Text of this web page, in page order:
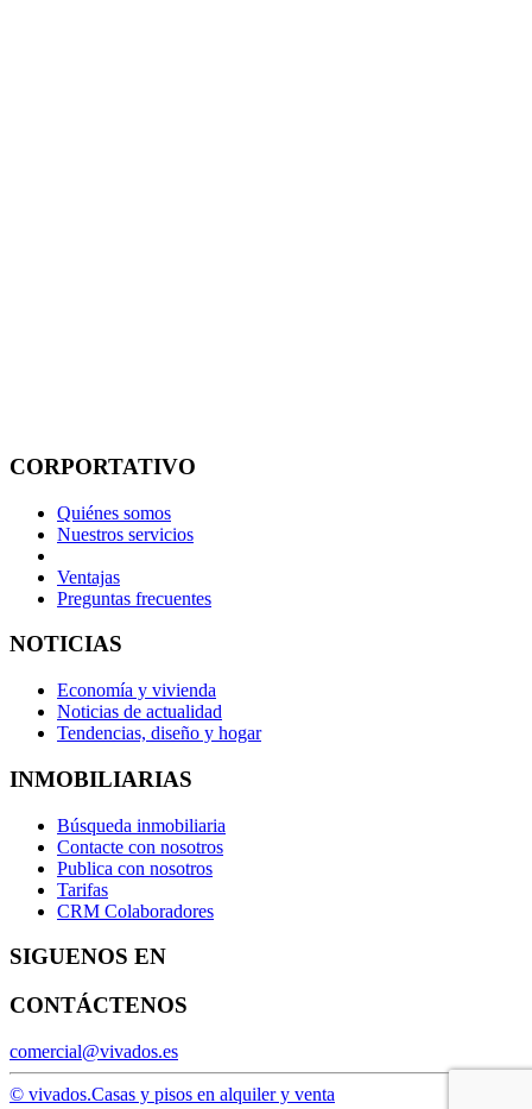
CORPORTATIVO
Quiénes somos
Nuestros servicios
Ventajas
Preguntas frecuentes
NOTICIAS
Economía y vivienda
Noticias de actualidad
Tendencias, diseño y hogar
INMOBILIARIAS
Búsqueda inmobiliaria
Contacte con nosotros
Publica con nosotros
Tarifas
CRM Colaboradores
SIGUENOS EN
CONTÁCTENOS
comercial@vivados.es
© vivados.Casas y pisos en alquiler y venta